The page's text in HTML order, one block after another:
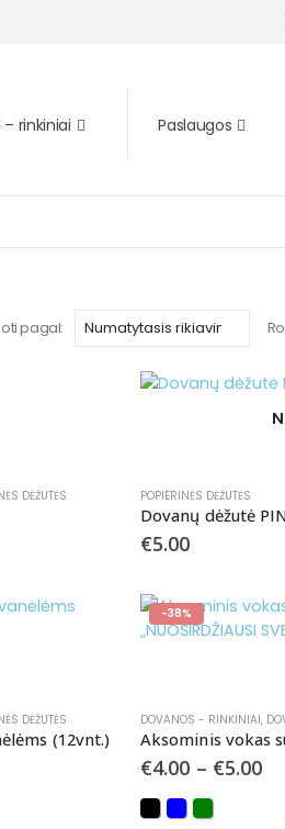
rinkiniai Paslaugos
pagal:
DĖŽUTĖS POPIERINĖS DĖŽUTĖS
Dovanų dėžutė
€5.00
DĖŽUTĖS
(12vnt.)
-38%
DOVANOS - RINKINIAI,
€4.00 – €5.00